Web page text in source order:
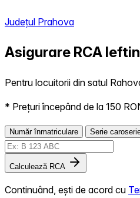
Județul Prahova
Asigurare RCA
Pentru locuitorii din satul
* Prețuri începând de la 150
Număr înmatriculare Serie
Calculează RCA
Continuând, ești de acord cu